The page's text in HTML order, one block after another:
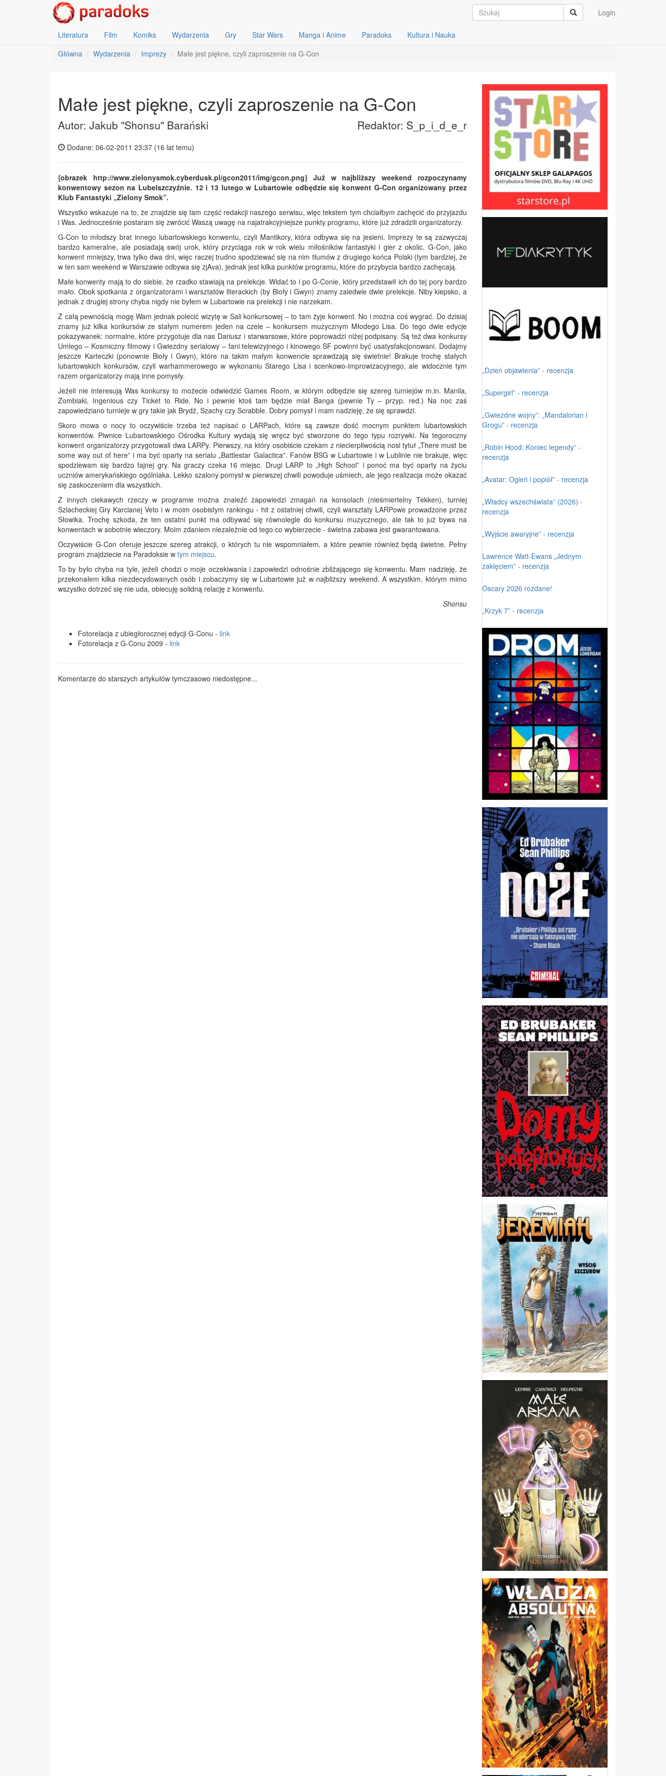
Login
Literatura Film Komiks Wydarzenia Gry Star Wars Manga i Anime Paradoks
Kultura i Nauka
Główna
Wydarzenia Imprezy Małe jest piękne, czyli zaproszenie na G-Con
Małe jest piękne, czyli zaproszenie na G-Con
Autor: Jakub "Shonsu" Barański Redaktor: S_p_i_d_e_r
Dodane: 06-02-2011 23:37 (16 lat temu)
{obrazek http://www.zielonysmok.cyberdusk.pl/gcon2011/img/gcon.png} Już w najbliższy weekend rozpoczynamy
konwentowy sezon na Lubelszczyźnie. 12 i 13 lutego w Lubartowie odbędzie się konwent G-Con organizowany przez
Klub Fantastyki „Zielony Smok”.
Wszystko wskazuje na to, że znajdzie się tam część redakcji naszego serwisu, więc tekstem tym chciałbym zachęcić do przyjazdu
i Was. Jednocześnie postaram się zwrócić Waszą uwagę na najatrakcyjniejsze punkty programu, które już zdradzili organizatorzy.
G-Con to młodszy brat innego lubartowskiego konwentu, czyli Mantikory, która odbywa się na jesieni. Imprezy te są zazwyczaj
bardzo kameralne, ale posiadają swój urok, który przyciąga rok w rok wielu miłośników fantastyki i gier z okolic. G-Con, jako
konwent mniejszy, trwa tylko dwa dni, więc raczej trudno spodziewać się na nim tłumów z drugiego końca Polski (tym bardziej, że
w ten sam weekend w Warszawie odbywa się zjAva), jednak jest kilka punktów programu, które do przybycia bardzo zachęcają.
Małe konwenty mają to do siebie, że rzadko stawiają na prelekcje. Widać to i po G-Conie, który przedstawił ich do tej pory bardzo
mało. Obok spotkania z organizatorami i warsztatów literackich (by Bioły i Gwyn) znamy zaledwie dwie prelekcje. Niby kiepsko, a
jednak z drugiej strony chyba nigdy nie byłem w Lubartowie na prelekcji i nie narzekam.
Z całą pewnością mogę Wam jednak polecić wizytę w Sali konkursowej – to tam żyje konwent. No i można coś wygrać. Do dzisiaj
znamy już kilka konkursów ze stałym numerem jeden na czele – konkursem muzycznym Młodego Lisa. Do tego dwie edycje
pokazywanek: normalne, które przygotuje dla nas Dariusz i starwarsowe, które poprowadzi niżej podpisany. Są też dwa konkursy
Umlego – Kosmiczny filmowy i Gwiezdny serialowy – fani telewizyjnego i kinowego SF powinni być usatysfakcjonowani. Dodajmy
jeszcze Karteczki (ponownie Bioły i Gwyn), które na takim małym konwencie sprawdzają się świetnie! Brakuje trochę stałych
lubartowskich konkursów, czyli warhammerowego w wykonaniu Starego Lisa i scenkowo-improwizacyjnego, ale widocznie tym
razem organizatorzy mają inne pomysły.
Jeżeli nie interesują Was konkursy to możecie odwiedzić Games Room, w którym odbędzie się szereg turniejów m.in. Manila,
Zombiaki, Ingenious czy Ticket to Ride. No i pewnie ktoś tam będzie miał Banga (pewnie Ty – przyp. red.) Na noc zaś
zapowiedziano turnieje w gry takie jak Brydż, Szachy czy Scrabble. Dobry pomysł i mam nadzieję, że się sprawdzi.
Skoro mowa o nocy to oczywiście trzeba też napisać o LARPach, które są zawsze dość mocnym punktem lubartowskich
konwentów. Piwnice Lubartowskiego Ośrodka Kultury wydają się wręcz być stworzone do tego typu rozrywki. Na tegoroczny
konwent organizatorzy przygotowali dwa LARPy. Pierwszy, na który osobiście czekam z niecierpliwością nosi tytuł „There must be
some way out of here” i ma być oparty na serialu „Battlestar Galactica”. Fanów BSG w Lubartowie i w Lublinie nie brakuje, więc
spodziewam się bardzo fajnej gry. Na graczy czeka 16 miejsc. Drugi LARP to „High School” i ponoć ma być oparty na życiu
uczniów amerykańskiego ogólniaka. Lekko szalony pomysł w pierwszej chwili powoduje uśmiech, ale jego realizacja może okazać
się zaskoczeniem dla wszystkich.
Z innych ciekawych rzeczy w programie można znaleźć zapowiedzi zmagań na konsolach (nieśmiertelny Tekken), turniej
Szlacheckiej Gry Karcianej Veto i w moim osobistym rankingu - hit z ostatniej chwili, czyli warsztaty LARPowe prowadzone przez
Słowika. Trochę szkoda, że ten ostatni punkt ma odbywać się równolegle do konkursu muzycznego, ale tak to już bywa na
konwentach w sobotnie wieczory. Moim zdaniem niezależnie od tego co wybierzecie - świetna zabawa jest gwarantowana.
Oczywiście G-Con oferuje jeszcze szereg atrakcji, o których tu nie wspomniałem, a które pewnie również będą świetne. Pełny
program znajdziecie na Paradoksie w tym miejscu.
To by było chyba na tyle, jeżeli chodzi o moje oczekiwania i zapowiedzi odnośnie zbliżającego się konwentu. Mam nadzieję, że
przekonałem kilka niezdecydowanych osób i zobaczymy się w Lubartowie już w najbliższy weekend. A wszystkim, którym mimo
wszystko dotrzeć się nie uda, obiecuję solidną relację z konwentu.
Shonsu
Fotorelacja z ubiegłorocznej edycji G-Conu - link
Fotorelacja z G-Conu 2009 - link
Komentarze do starszych artykułów tymczasowo niedostępne...
„Dzień objawienia” - recenzja
„Supergirl” - recenzja
„Gwiezdne wojny”: „Mandalorian i
Grogu” - recenzja
„Robin Hood: Koniec legendy” -
recenzja
„Avatar: Ogień i popiół” - recenzja
„Władcy wszechświata” (2026) -
recenzja
„Wyjście awaryjne” - recenzja
Lawrence Watt-Ewans „Jednym
zaklęciem” - recenzja
Oscary 2026 rozdane!
„Krzyk 7” - recenzja